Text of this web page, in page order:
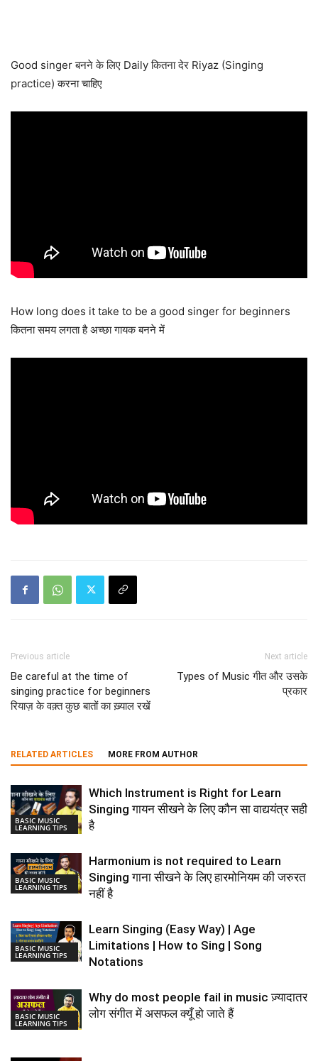
Good singer बनने के लिए Daily कितना देर Riyaz (Singing
practice) करना चाहिए
How long does it take to be a good singer for beginners
कितना समय लगता है अच्छा गायक बनने में
Previous article
Be careful at the time of
singing practice for beginners
रियाज़ के वक़्त कुछ बातों का ख़्याल रखें
Next article
Types of Music गीत और उसके
प्रकार
RELATED ARTICLES MORE FROM AUTHOR
BASIC MUSIC
LEARNING TIPS
Which Instrument is Right for Learn
Singing गायन सीखने के लिए कौन सा वाद्ययंत्र सही
है
BASIC MUSIC
LEARNING TIPS
Harmonium is not required to Learn
Singing गाना सीखने के लिए हारमोनियम की जरुरत
नहीं है
BASIC MUSIC
LEARNING TIPS
Learn Singing (Easy Way) | Age
Limitations | How to Sing | Song
Notations
BASIC MUSIC
LEARNING TIPS
Why do most people fail in music ज़्यादातर
लोग संगीत में असफल क्यूँ हो जाते हैं